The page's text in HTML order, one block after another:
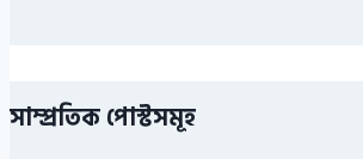
সাম্প্রতিক পোস্টসমূহ